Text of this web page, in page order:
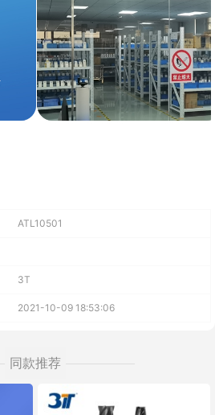
ATL10501
3T
2021-10-09 18:53:06
同款推荐